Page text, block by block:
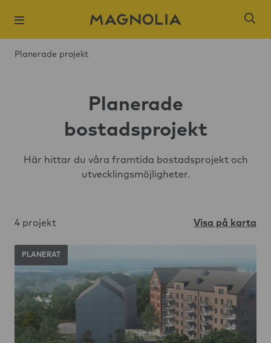
Populära
Slagsta strand
Ångloket,
Planerade projekt
Planerade
bostadsprojekt
Här hittar du våra framtida bostadsprojekt och
utvecklingsmöjligheter.
4 projekt Visa på karta
PLANERAT